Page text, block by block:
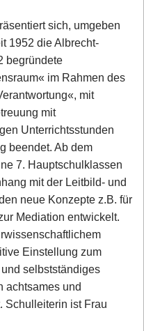
sich, umgeben
1952 die Albrecht-
begründete
im Rahmen des
mit
mit
Unterrichtsstunden
beendet. Ab dem
7. Hauptschulklassen
mit der Leitbild- und
neue Konzepte z.B. für
Mediation entwickelt.
Einstellung zum
selbstständiges
achtsames und
Schulleiterin ist Frau